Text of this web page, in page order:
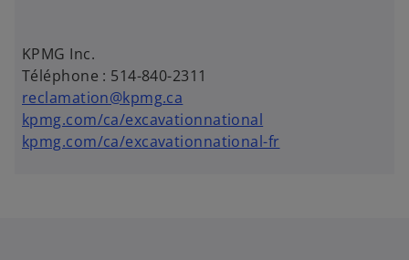
KPMG Inc.
Téléphone : 514-840-2311
reclamation@kpmg.ca
kpmg.com/ca/excavationnational
kpmg.com/ca/excavationnational-fr